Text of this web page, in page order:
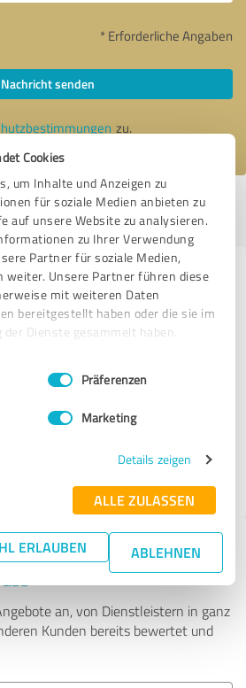
Cookies
um Inhalte und Anzeigen zu
für soziale Medien anbieten zu
auf unsere Website zu analysieren.
zu Ihrer Verwendung
Partner für soziale Medien,
weiter. Unsere Partner führen diese
mit weiteren Daten
bereitgestellt haben oder die sie im
Dienste gesammelt haben.
Präferenzen
Marketing
Details zeigen
ALLE ZULASSEN
ERLAUBEN ABLEHNEN
* Erforderliche Angaben
Nachricht senden
zu.
|Letzte Aktualisierung: 13.09.2020|Profil
melden
zu weiteren
aus dem Bereich IT-
e.K.
Experten finden - mit
an, von Dienstleistern in ganz
Kunden bereits bewertet und